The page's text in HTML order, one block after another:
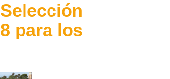
para los